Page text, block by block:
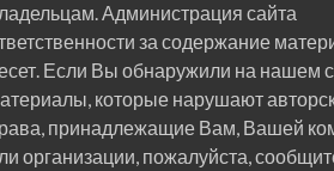
Администрация сайта
за содержание
Если Вы обнаружили на нашем
которые нарушают
принадлежащие Вам, Вашей
организации, пожалуйста,